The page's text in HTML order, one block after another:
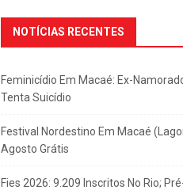
NOTÍCIAS RECENTES
Feminicídio Em Macaé: Ex-
Tenta Suicídio
Festival Nordestino Em Macaé
Agosto Grátis
Fies 2026: 9.209 Inscritos No Rio;